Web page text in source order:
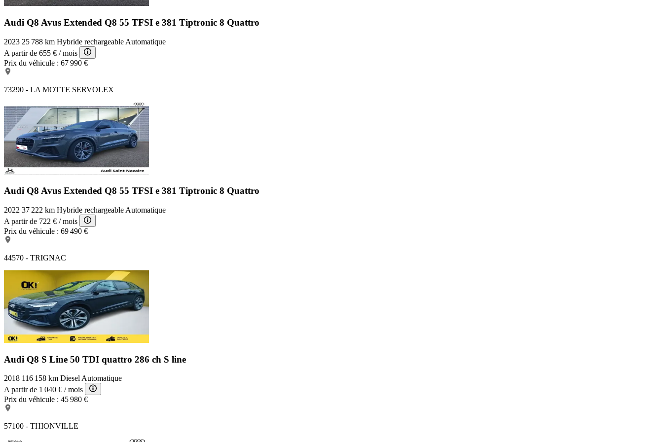
Audi Q8 Avus Extended Q8 55 TFSI e 381 Tiptronic 8 Quattro
2023 25 788 km Hybride rechargeable Automatique
A partir de 655 € / mois
Prix du véhicule : 67 990 €
73290 - LA MOTTE SERVOLEX
Audi Q8 Avus Extended Q8 55 TFSI e 381 Tiptronic 8 Quattro
2022 37 222 km Hybride rechargeable Automatique
A partir de 722 € / mois
Prix du véhicule : 69 490 €
44570 - TRIGNAC
Audi Q8 S Line 50 TDI quattro 286 ch S line
2018 116 158 km DieselAutomatique
A partir de 1 040 € / mois
Prix du véhicule : 45 980 €
57100 - THIONVILLE